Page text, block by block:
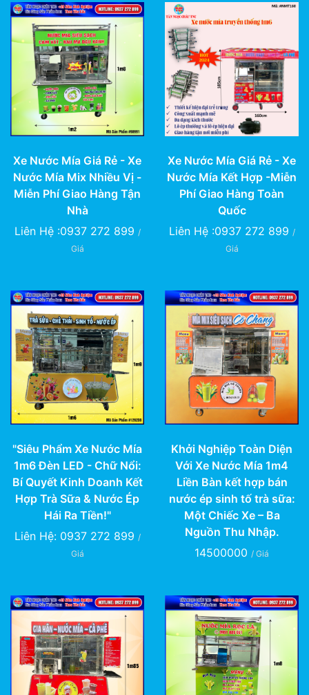
Xe Nước Mía Giá Rẻ - Xe
Nước Mía Mix Nhiều Vị -
Miễn Phí Giao Hàng Tận
Nhà
Liên Hệ :0937 272 899 /
Giá
Xe Nước Mía Giá Rẻ - Xe
Nước Mía Kết Hợp -Miễn
Phí Giao Hàng Toàn
Quốc
Liên Hệ :0937 272 899 /
Giá
"Siêu Phẩm Xe Nước Mía
1m6 Đèn LED - Chữ Nổi:
Bí Quyết Kinh Doanh Kết
Hợp Trà Sữa & Nước Ép
Hái Ra Tiền!"
Liên Hệ: 0937 272 899 /
Giá
Khởi Nghiệp Toàn Diện
Với Xe Nước Mía 1m4
Liền Bàn kết hợp bán
nước ép sinh tố trà sữa:
Một Chiếc Xe – Ba
Nguồn Thu Nhập.
14500000 / Giá